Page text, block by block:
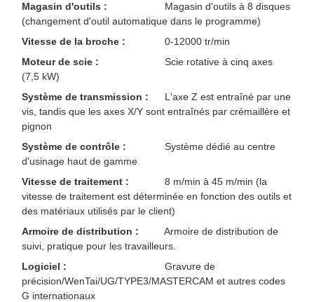
Magasin d'outils :
Magasin d'outils à 8 disques
(changement d'outil automatique dans le programme)
Vitesse de la broche :
0-12000 tr/min
Moteur de scie :
Scie rotative à cinq axes
(7,5 kW)
Système de transmission :
L'axe Z est entraîné par une
vis, tandis que les axes X/Y sont entraînés par crémaillère et
pignon
Système de contrôle :
Système dédié au centre
d'usinage haut de gamme
Vitesse de traitement :
8 m/min à 45 m/min (la
vitesse de traitement est déterminée en fonction des outils et
des matériaux utilisés par le client)
Armoire de distribution :
Armoire de distribution de
suivi, pratique pour les travailleurs.
Logiciel :
Gravure de
précision/WenTai/UG/TYPE3/MASTERCAM et autres codes
G internationaux